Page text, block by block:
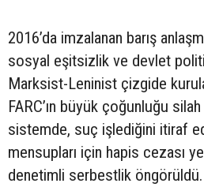
2016’da imzalanan barış
sosyal eşitsizlik ve devlet
Marksist-Leninist çizgide
FARC’ın büyük çoğunluğu silah
sistemde, suç işlediğini itiraf
mensupları için hapis cezası
denetimli serbestlik öngörüldü.